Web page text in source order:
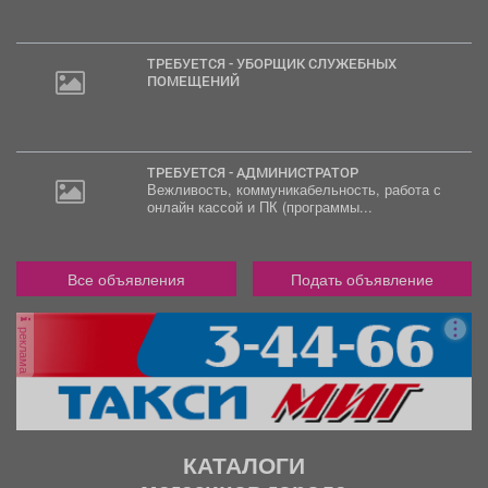
ТРЕБУЕТСЯ - УБОРЩИК СЛУЖЕБНЫХ
ПОМЕЩЕНИЙ
ТРЕБУЕТСЯ - АДМИНИСТРАТОР
Вежливость, коммуникабельность, работа с
онлайн кассой и ПК (программы...
Все объявления Подать объявление
реклама
КАТАЛОГИ